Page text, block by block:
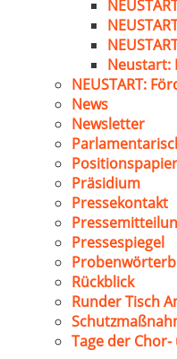
Neustart:
NEUSTART:
News
Newsletter
Präsidium
Pressekontakt
Pressespiegel
Rückblick
Runder Tisch
Tage der